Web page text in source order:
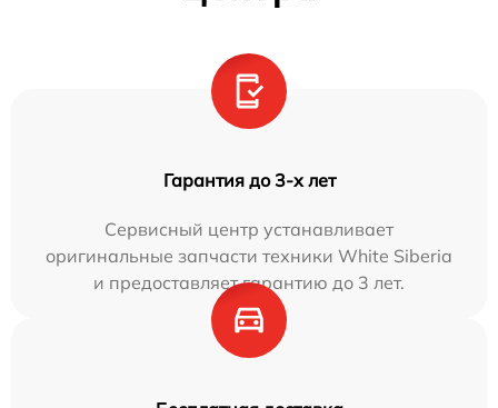
Гарантия до 3-х лет
Сервисный центр устанавливает
оригинальные запчасти техники White Siberia
и предоставляет гарантию до 3 лет.